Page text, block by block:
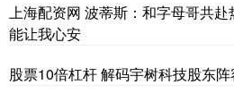
上海配资网 波蒂斯：和字母哥共
能让我心安
股票10倍杠杆 解码宇树科技股东